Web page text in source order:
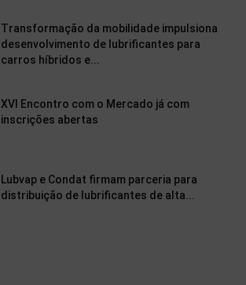
Transformação da mobilidade impulsiona
desenvolvimento de lubrificantes para
carros híbridos e...
XVI Encontro com o Mercado já com
inscrições abertas
Lubvap e Condat firmam parceria para
distribuição de lubrificantes de alta...